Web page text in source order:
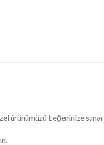
ürünümüzü beğeninize